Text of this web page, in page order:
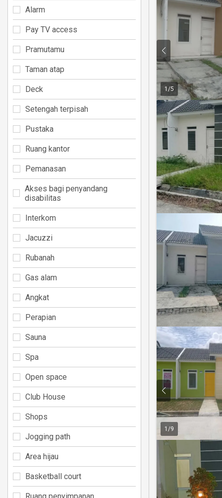
1 /5
1 /9
Alarm
Pay TV access
Pramutamu
Taman atap
Deck
Setengah terpisah
Pustaka
Ruang kantor
Pemanasan
Akses bagi penyandang
disabilitas
Interkom
Jacuzzi
Rubanah
Gas alam
Angkat
Perapian
Sauna
Spa
Open space
Club House
Shops
Jogging path
Area hijau
Basketball court
Ruang penyimpanan